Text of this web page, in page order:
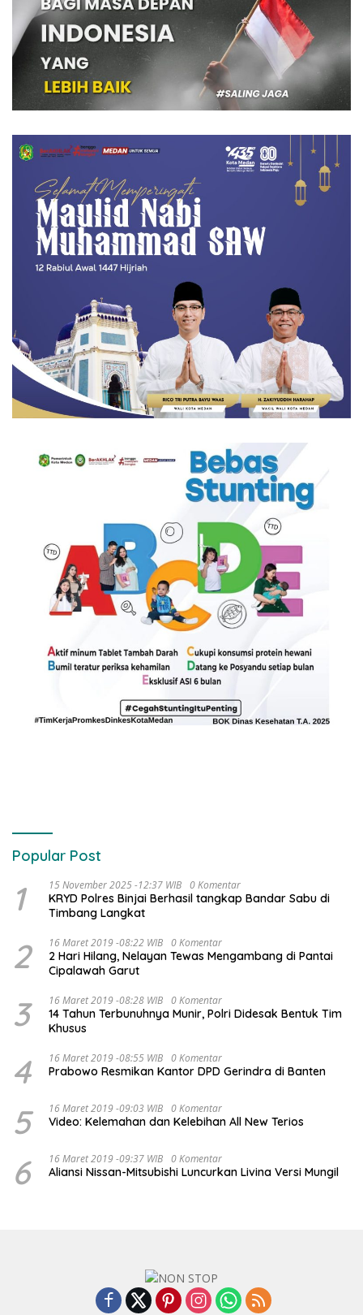
Popular Post
1 15 November 2025 -12:37 WIB 0 Komentar
KRYD Polres Binjai Berhasil tangkap Bandar Sabu di
Timbang Langkat
2 16 Maret 2019 -08:22 WIB 0 Komentar
2 Hari Hilang, Nelayan Tewas Mengambang di Pantai
Cipalawah Garut
3 16 Maret 2019 -08:28 WIB 0 Komentar
14 Tahun Terbunuhnya Munir, Polri Didesak Bentuk Tim
Khusus
4 16 Maret 2019 -08:55 WIB 0 Komentar
Prabowo Resmikan Kantor DPD Gerindra di Banten
5 16 Maret 2019 -09:03 WIB 0 Komentar
Video: Kelemahan dan Kelebihan All New Terios
6 16 Maret 2019 -09:37 WIB 0 Komentar
Aliansi Nissan-Mitsubishi Luncurkan Livina Versi Mungil